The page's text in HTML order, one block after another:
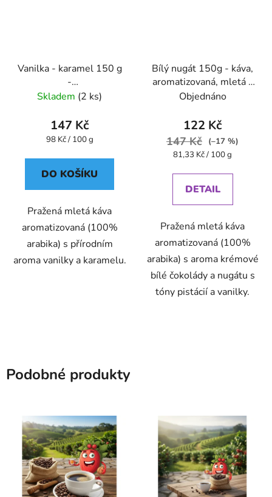
Vanilka - karamel 150 g
-
káva,aromatizovaná,mletá
Skladem (2 ks)
147 Kč
Měrná
98 Kč / 100 g
DO KOŠÍKU
Pražená mletá káva
aromatizovaná (100%
arabika) s přírodním
aroma vanilky a karamelu.
Bílý nugát 150g - káva,
aromatizovaná, mletá -
Oxalis
Objednáno
122 Kč
147 Kč
(–17 %)
Měrná
81,33 Kč / 100 g
DETAIL
Pražená mletá káva
aromatizovaná (100%
arabika) s aroma krémové
bílé čokolády a nugátu s
tóny pistácií a vanilky.
Podobné produkty